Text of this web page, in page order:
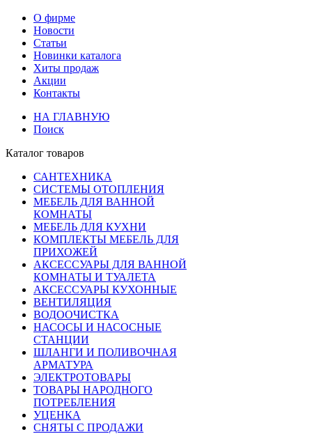
О фирме
Новости
Статьи
Новинки каталога
Хиты продаж
Акции
Контакты
НА ГЛАВНУЮ
Поиск
Каталог товаров
САНТЕХНИКА
СИСТЕМЫ ОТОПЛЕНИЯ
МЕБЕЛЬ ДЛЯ ВАННОЙ
КОМНАТЫ
МЕБЕЛЬ ДЛЯ КУХНИ
КОМПЛЕКТЫ МЕБЕЛЬ ДЛЯ
ПРИХОЖЕЙ
АКСЕССУАРЫ ДЛЯ ВАННОЙ
КОМНАТЫ И ТУАЛЕТА
АКСЕССУАРЫ КУХОННЫЕ
ВЕНТИЛЯЦИЯ
ВОДООЧИСТКА
НАСОСЫ И НАСОСНЫЕ
СТАНЦИИ
ШЛАНГИ И ПОЛИВОЧНАЯ
АРМАТУРА
ЭЛЕКТРОТОВАРЫ
ТОВАРЫ НАРОДНОГО
ПОТРЕБЛЕНИЯ
УЦЕНКА
СНЯТЫ С ПРОДАЖИ